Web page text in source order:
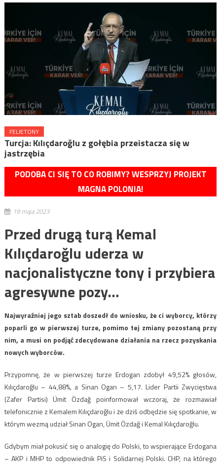
FELIETONY
Turcja: Kılıçdaroğlu z gołębia przeistacza się w
jastrzębia
PODOBA CI SIĘ TO CO ROBIMY? WESPRZYJ PROJEKT
MAGNA POLONIA!
19 maja 2023
Przed drugą turą Kemal
Kılıçdaroğlu uderza w
nacjonalistyczne tony i przybiera
agresywne pozy…
Najwyraźniej jego sztab doszedł do wniosku, że ci wyborcy, którzy
poparli go w pierwszej turze, pomimo tej zmiany pozostaną przy
nim, a musi on podjąć zdecydowane działania na rzecz pozyskania
nowych wyborców.
Przypomnę, że w pierwszej turze Erdogan zdobył 49,52% głosów,
Kılıçdaroğlu – 44,88%, a Sinan Ogan – 5,17. Lider Partii Zwycięstwa
(Zafer Partisi) Ümit Özdağ poinformował wczoraj, że rozmawiał
telefonicznie z Kemalem Kılıçdaroğlu i że dziś odbędzie się spotkanie, w
którym wezmą udział Sinan Ogan, Ümit Özdağ i Kemal Kılıçdaroğlu.
Gdybym miał pokusić się o analogię do Polski, to wspierające Erdogana
– AKP i MHP to odpowiednik PiS i Solidarnej Polski. CHP, na którego